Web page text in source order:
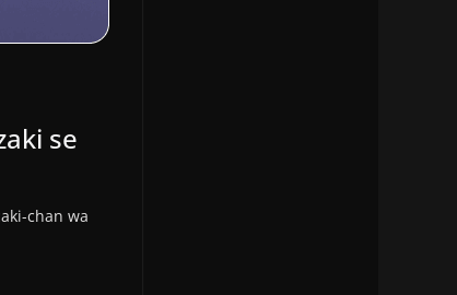
se
chan wa